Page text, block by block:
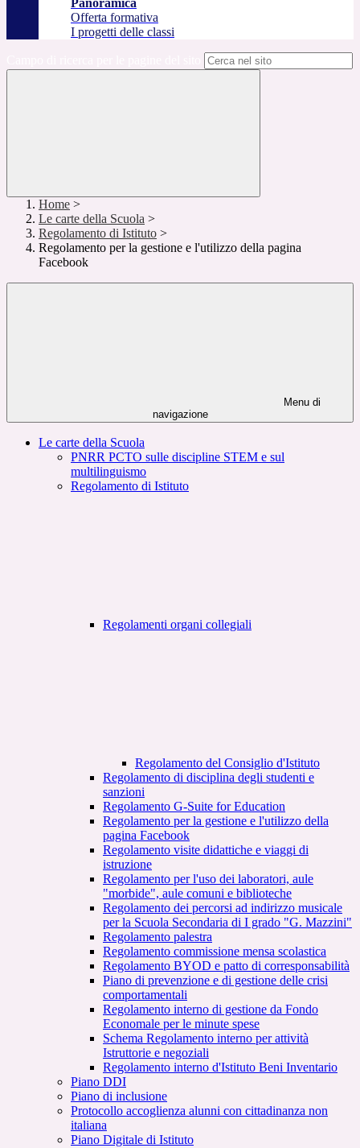
Panoramica
Offerta formativa
I progetti delle classi
Home >
Le carte della Scuola >
Regolamento di Istituto >
Regolamento per la gestione e l'utilizzo della pagina
Facebook
Menu di
navigazione
Le carte della Scuola
PNRR PCTO sulle discipline STEM e sul
multilinguismo
Regolamento di Istituto
Regolamenti organi collegiali
Regolamento del Consiglio d'Istituto
Regolamento di disciplina degli studenti e
sanzioni
Regolamento G-Suite for Education
Regolamento per la gestione e l'utilizzo della
pagina Facebook
Regolamento visite didattiche e viaggi di
istruzione
Regolamento per l'uso dei laboratori, aule
"morbide", aule comuni e biblioteche
Regolamento dei percorsi ad indirizzo musicale
per la Scuola Secondaria di I grado "G. Mazzini"
Regolamento palestra
Regolamento commissione mensa scolastica
Regolamento BYOD e patto di corresponsabilità
Piano di prevenzione e di gestione delle crisi
comportamentali
Regolamento interno di gestione da Fondo
Economale per le minute spese
Schema Regolamento interno per attività
Istruttorie e negoziali
Regolamento interno d'Istituto Beni Inventario
Piano DDI
Piano di inclusione
Protocollo accoglienza alunni con cittadinanza non
italiana
Piano Digitale di Istituto